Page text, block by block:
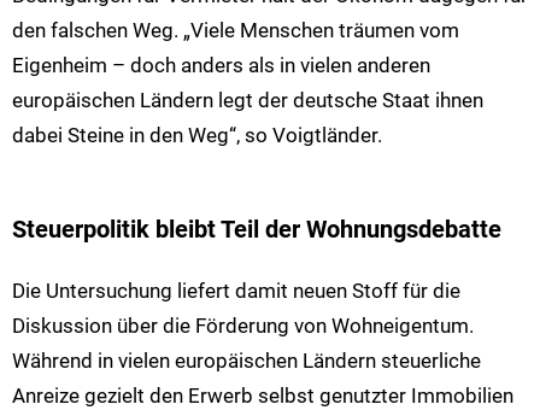
den falschen Weg. „Viele Menschen träumen vom
Eigenheim – doch anders als in vielen anderen
europäischen Ländern legt der deutsche Staat ihnen
dabei Steine in den Weg“, so Voigtländer.
Steuerpolitik bleibt Teil der Wohnungsdebatte
Die Untersuchung liefert damit neuen Stoff für die
Diskussion über die Förderung von Wohneigentum.
Während in vielen europäischen Ländern steuerliche
Anreize gezielt den Erwerb selbst genutzter Immobilien